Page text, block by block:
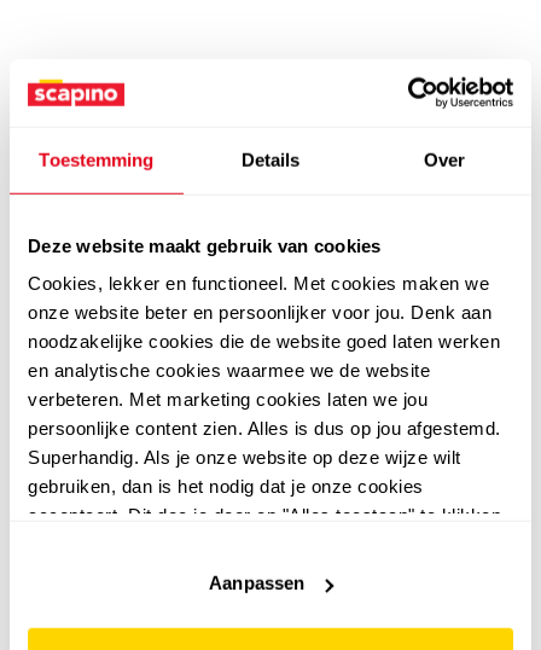
Toestemming Details Over
Deze website maakt gebruik van cookies
Cookies, lekker en functioneel. Met cookies maken we
onze website beter en persoonlijker voor jou. Denk aan
noodzakelijke cookies die de website goed laten werken
en analytische cookies waarmee we de website
verbeteren. Met marketing cookies laten we jou
persoonlijke content zien. Alles is dus op jou afgestemd.
Superhandig. Als je onze website op deze wijze wilt
gebruiken, dan is het nodig dat je onze cookies
accepteert. Dit doe je door op "Alles toestaan" te klikken.
website niet optimaal functioneert.
Aanpassen